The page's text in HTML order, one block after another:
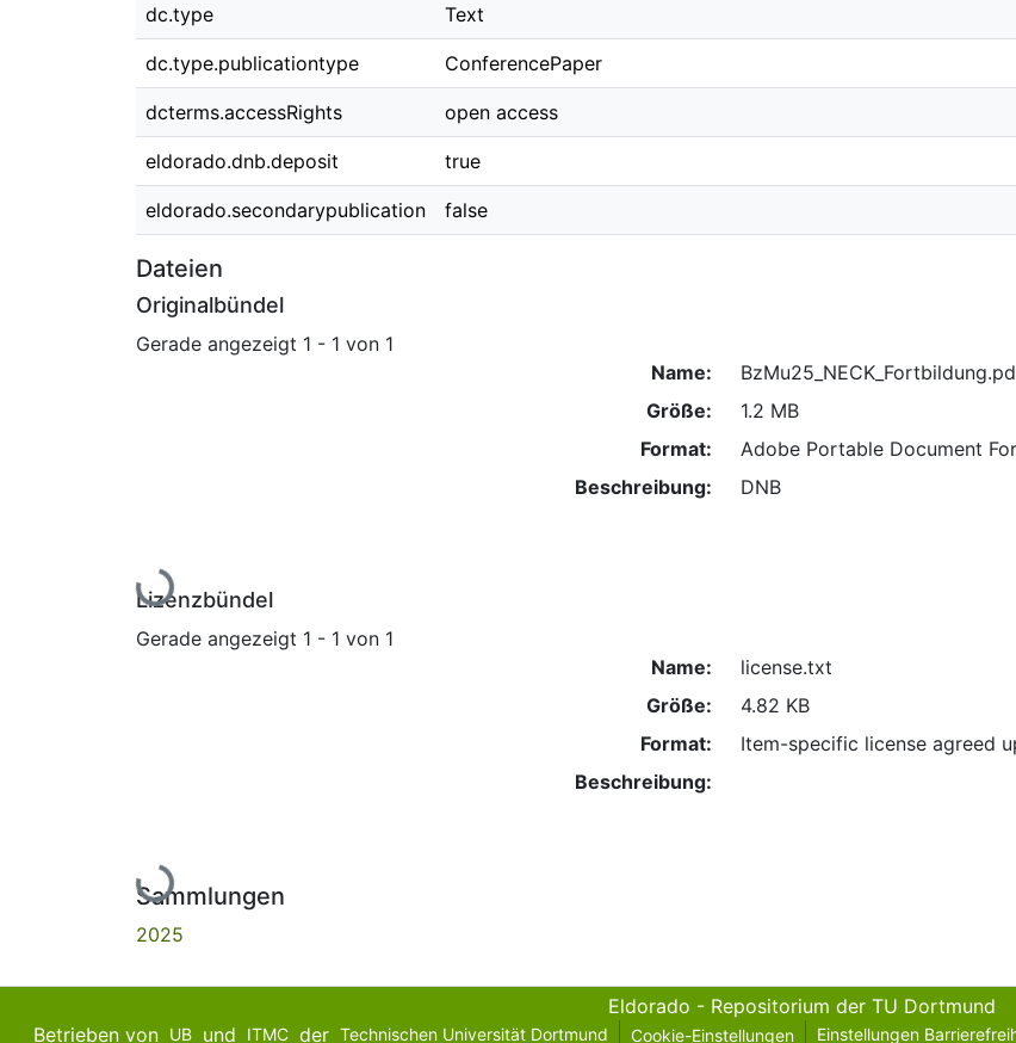
dc.type Text
dc.type.publicationtype ConferencePaper
dcterms.accessRights open access
eldorado.dnb.deposit true
eldorado.secondarypublication false
Dateien
Originalbündel
Gerade angezeigt 1 - 1 von 1
Lade...
Name:
Größe:
1.2 MB
Format:
Adobe Portable Document
Beschreibung:
DNB
Lizenzbündel
Gerade angezeigt 1 - 1 von 1
Lade...
Name:
license.txt
Größe:
4.82 KB
Format:
Item-specific license agreed
Beschreibung:
Sammlungen
2025
Eldorado - Repositorium der TU Dortmund
Betrieben von UB und ITMC der Technischen Universität Dortmund Cookie-Einstellungen Einstellungen